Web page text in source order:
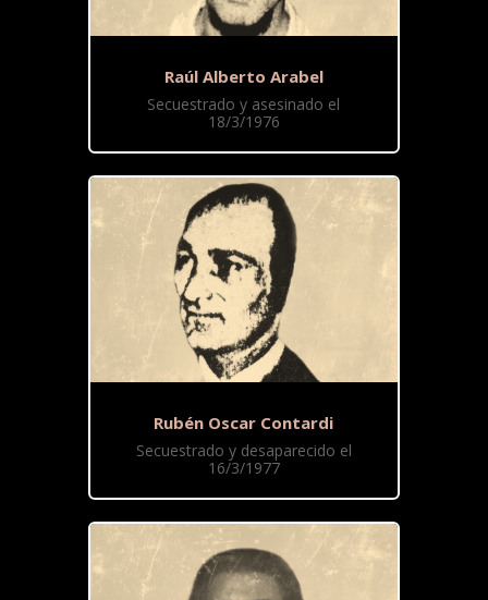
Raúl Alberto Arabel
Secuestrado y asesinado el
18/3/1976
Rubén Oscar Contardi
Secuestrado y desaparecido el
16/3/1977